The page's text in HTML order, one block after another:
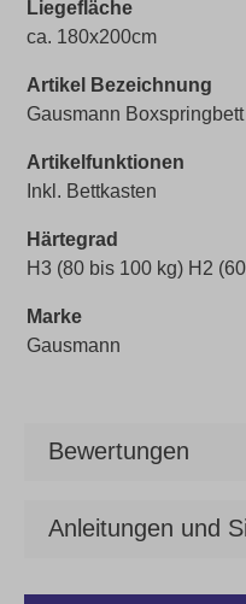
Liegefläche
ca. 180x200cm
Artikel Bezeichnung
Gausmann
Artikelfunktionen
Inkl. Bettkasten
Härtegrad
H3 (80 bis 100 kg) H2
Marke
Gausmann
Bewertungen
Anleitungen und